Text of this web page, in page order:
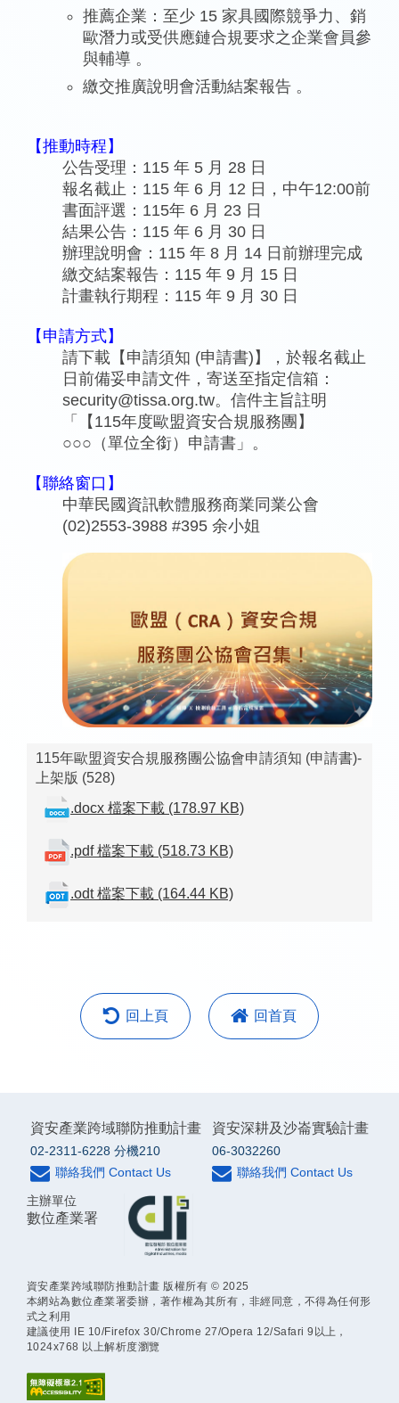
推薦企業：至少 15 家具國際競爭力、銷
歐潛力或受供應鏈合規要求之企業會員參
與輔導 。
繳交推廣說明會活動結案報告 。
【推動時程】
公告受理：115 年 5 月 28 日
報名截止：115 年 6 月 12 日，中午12:00前
書面評選：115年 6 月 23 日
結果公告：115 年 6 月 30 日
辦理說明會：115 年 8 月 14 日前辦理完成
繳交結案報告：115 年 9 月 15 日
計畫執行期程：115 年 9 月 30 日
【申請方式】
請下載【申請須知 (申請書)】，於報名截止
日前備妥申請文件，寄送至指定信箱：
security@tissa.org.tw。信件主旨註明
「【115年度歐盟資安合規服務團】
○○○（單位全銜）申請書」。
【聯絡窗口】
中華民國資訊軟體服務商業同業公會
(02)2553-3988 #395 余小姐
115年歐盟資安合規服務團公協會申請須知 (申請書)-
上架版 (528)
.docx 檔案下載 (178.97 KB)
.pdf 檔案下載 (518.73 KB)
.odt 檔案下載 (164.44 KB)
回上頁 回首頁
資安產業跨域聯防推動計畫
02-2311-6228 分機210
聯絡我們 Contact Us
資安深耕及沙崙實驗計畫
06-3032260
聯絡我們 Contact Us
主辦單位
數位產業署
資安產業跨域聯防推動計畫 版權所有 © 2025
本網站為數位產業署委辦，著作權為其所有，非經同意，不得為任何形
式之利用
建議使用 IE 10/Firefox 30/Chrome 27/Opera 12/Safari 9以上，
1024x768 以上解析度瀏覽